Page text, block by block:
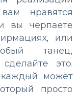
нравятся
вы черпаете
или
танец,
это.
каждый может
просто